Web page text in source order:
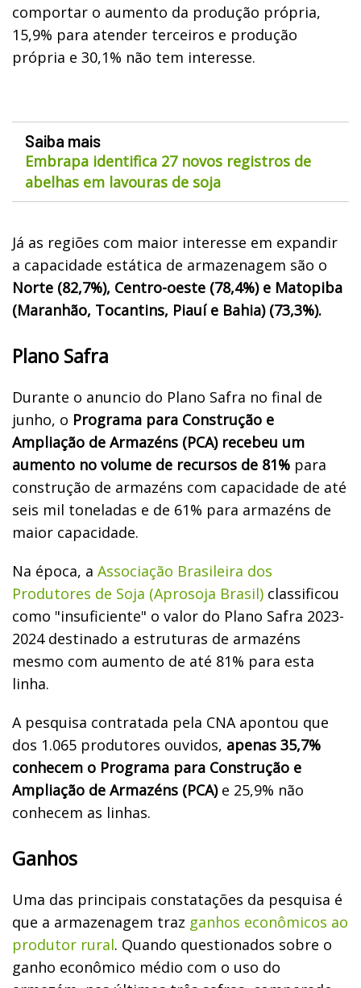
comportar o aumento da produção própria,
15,9% para atender terceiros e produção
própria e 30,1% não tem interesse.
Saiba mais
Embrapa identifica 27 novos registros de
abelhas em lavouras de soja
Já as regiões com maior interesse em expandir
a capacidade estática de armazenagem são o
Norte (82,7%), Centro-oeste (78,4%) e Matopiba
(Maranhão, Tocantins, Piauí e Bahia) (73,3%).
Plano Safra
Durante o anuncio do Plano Safra no final de
junho, o Programa para Construção e
Ampliação de Armazéns (PCA) recebeu um
aumento no volume de recursos de 81% para
construção de armazéns com capacidade de até
seis mil toneladas e de 61% para armazéns de
maior capacidade.
Na época, a Associação Brasileira dos
Produtores de Soja (Aprosoja Brasil) classificou
como "insuficiente" o valor do Plano Safra 2023-
2024 destinado a estruturas de armazéns
mesmo com aumento de até 81% para esta
linha.
A pesquisa contratada pela CNA apontou que
dos 1.065 produtores ouvidos, apenas 35,7%
conhecem o Programa para Construção e
Ampliação de Armazéns (PCA)e 25,9% não
conhecem as linhas.
Ganhos
Uma das principais constatações da pesquisa é
que a armazenagem traz ganhos econômicos ao
produtor rural. Quando questionados sobre o
ganho econômico médio com o uso do